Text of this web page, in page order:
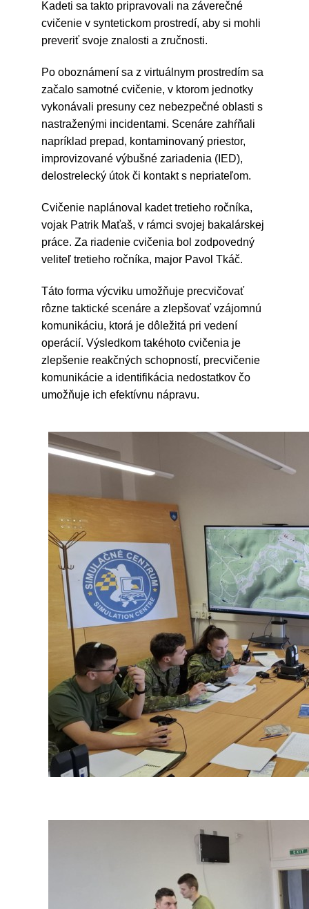
Kadeti sa takto pripravovali na záverečné
cvičenie v syntetickom prostredí, aby si mohli
preveriť svoje znalosti a zručnosti.
Po oboznámení sa z virtuálnym prostredím sa
začalo samotné cvičenie, v ktorom jednotky
vykonávali presuny cez nebezpečné oblasti s
nastraženými incidentami. Scenáre zahŕňali
napríklad prepad, kontaminovaný priestor,
improvizované výbušné zariadenia (IED),
delostrelecký útok či kontakt s nepriateľom.
Cvičenie naplánoval kadet tretieho ročníka,
vojak Patrik Maťaš, v rámci svojej bakalárskej
práce. Za riadenie cvičenia bol zodpovedný
veliteľ tretieho ročníka, major Pavol Tkáč.
Táto forma výcviku umožňuje precvičovať
rôzne taktické scenáre a zlepšovať vzájomnú
komunikáciu, ktorá je dôležitá pri vedení
operácií. Výsledkom takéhoto cvičenia je
zlepšenie reakčných schopností, precvičenie
komunikácie a identifikácia nedostatkov čo
umožňuje ich efektívnu nápravu.